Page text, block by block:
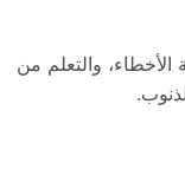
والتعلم من